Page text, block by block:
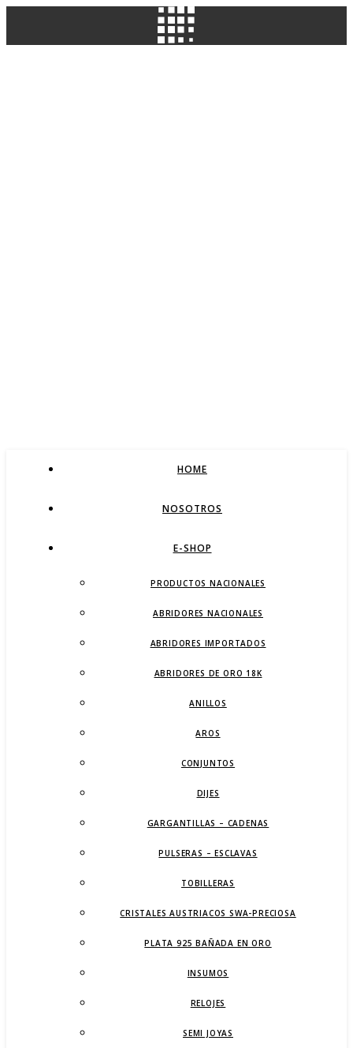
HOME
NOSOTROS
E-SHOP
PRODUCTOS NACIONALES
ABRIDORES NACIONALES
ABRIDORES IMPORTADOS
ABRIDORES DE ORO 18K
ANILLOS
AROS
CONJUNTOS
DIJES
GARGANTILLAS – CADENAS
PULSERAS – ESCLAVAS
TOBILLERAS
CRISTALES AUSTRIACOS SWA-PRECIOSA
PLATA 925 BAÑADA EN ORO
INSUMOS
RELOJES
SEMI JOYAS